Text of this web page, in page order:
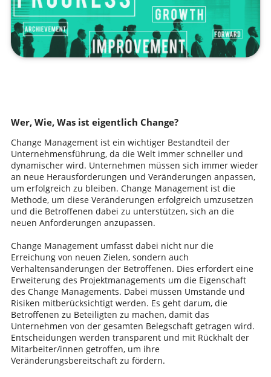
Wer, Wie, Was ist eigentlich Change?
Change Management ist ein wichtiger Bestandteil der
Unternehmensführung, da die Welt immer schneller und
dynamischer wird. Unternehmen müssen sich immer wieder
an neue Herausforderungen und Veränderungen anpassen,
um erfolgreich zu bleiben. Change Management ist die
Methode, um diese Veränderungen erfolgreich umzusetzen
und die Betroffenen dabei zu unterstützen, sich an die
neuen Anforderungen anzupassen.
Change Management umfasst dabei nicht nur die
Erreichung von neuen Zielen, sondern auch
Verhaltensänderungen der Betroffenen. Dies erfordert eine
Erweiterung des Projektmanagements um die Eigenschaft
des Change Managements. Dabei müssen Umstände und
Risiken mitberücksichtigt werden. Es geht darum, die
Betroffenen zu Beteiligten zu machen, damit das
Unternehmen von der gesamten Belegschaft getragen wird.
Entscheidungen werden transparent und mit Rückhalt der
Mitarbeiter/innen getroffen, um ihre
Veränderungsbereitschaft zu fördern.